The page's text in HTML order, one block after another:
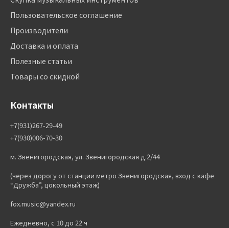
Пользовательское соглашение
Производители
Доставка и оплата
Полезные статьи
Товары со скидкой
Контакты
+7(931)267-29-49
+7(930)006-70-30
м. Звенигородская, ул. Звенигородская д.2/44
(через дорогу от станции метро Звенигородская, вход с кафе
“Дружба”, цокольный этаж)
fox.music@yandex.ru
Ежедневно, с 10 до 22 ч